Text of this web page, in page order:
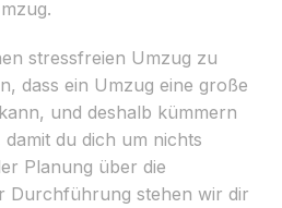
stressfreien Umzug zu
dass ein Umzug eine große
und deshalb kümmern
du dich um nichts
Planung über die
Durchführung stehen wir dir